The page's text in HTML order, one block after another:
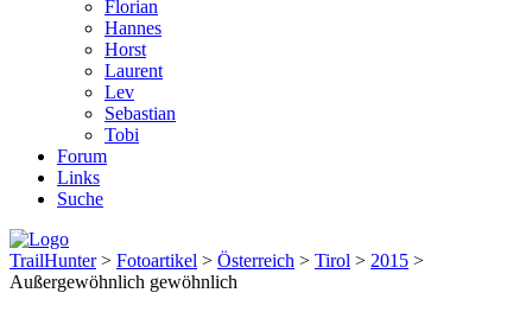
Florian
Hannes
Horst
Laurent
Lev
Sebastian
Tobi
Forum
Links
Suche
TrailHunter> Fotoartikel > Österreich > Tirol > 2015 >
Außergewöhnlich gewöhnlich